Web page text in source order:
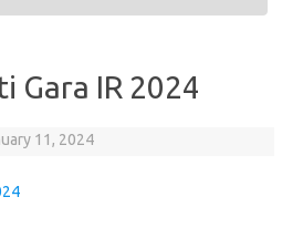
Gara IR 2024
11, 2024